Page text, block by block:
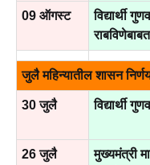
09 ऑगस्ट
विद्यार्थी
राबविणेबाबत
जुलै महिन्यातील शासन
30 जुलै विद्यार्थी
26 जुलै
मुख्यमंत्री